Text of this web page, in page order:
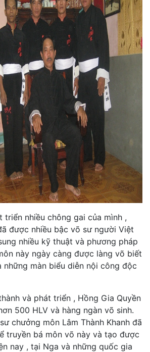
triển nhiều chông gai của mình ,
được nhiều bậc võ sư người Việt
nhiều kỹ thuật và phương pháp
này ngày càng được làng võ biết
những màn biểu diễn nội công độc
và phát triển , Hồng Gia Quyền
500 HLV và hàng ngàn võ sinh.
chưởng môn Lâm Thành Khanh đã
truyền bá môn võ này và tạo được
nay , tại Nga và những quốc gia